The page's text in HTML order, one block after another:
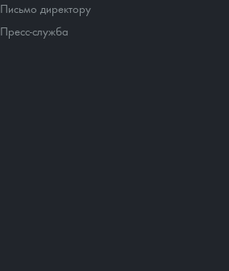
Письмо директору
Пресс-служба